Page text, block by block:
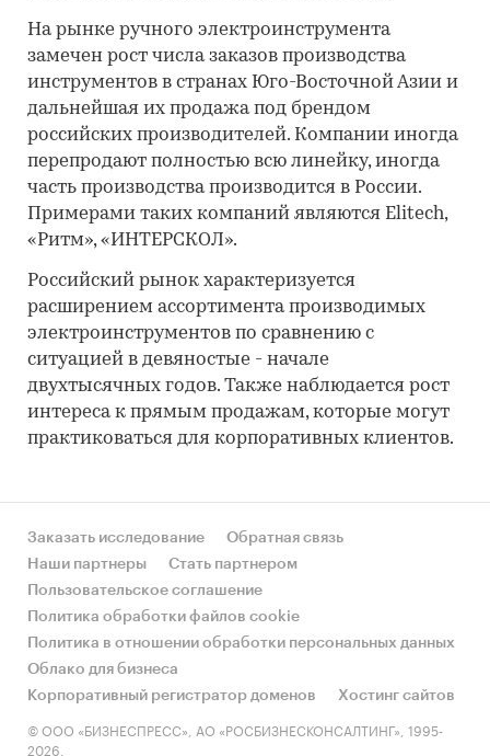
На рынке ручного электроинструмента
замечен рост числа заказов производства
инструментов в странах Юго-Восточной Азии и
дальнейшая их продажа под брендом
российских производителей. Компании иногда
перепродают полностью всю линейку, иногда
часть производства производится в России.
Примерами таких компаний являются Elitech,
«Ритм», «ИНТЕРСКОЛ».
Российский рынок характеризуется
расширением ассортимента производимых
электроинструментов по сравнению с
ситуацией в девяностые - начале
двухтысячных годов. Также наблюдается рост
интереса к прямым продажам, которые могут
практиковаться для корпоративных клиентов.
Заказать исследование
Обратная связь
Наши партнеры
Стать партнером
Пользовательское соглашение
Политика обработки файлов cookie
Политика в отношении обработки персональных данных
Облако для бизнеса
Корпоративный регистратор доменов
Хостинг сайтов
© ООО «БИЗНЕСПРЕСС», АО «РОСБИЗНЕСКОНСАЛТИНГ», 1995-
2026.